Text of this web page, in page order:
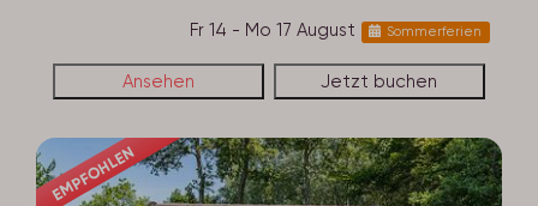
Fr 14 - Mo 17 August Sommerferien
Ansehen Jetzt buchen
EMPFOHLEN